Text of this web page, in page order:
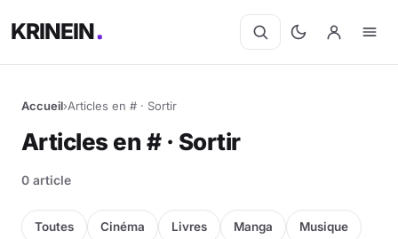
KRINEIN
Cinéma
Séries
Manga
Accueil›Articles en # · Sortir
Articles en # · Sortir
0 article
Toutes Cinéma Livres Manga Musique